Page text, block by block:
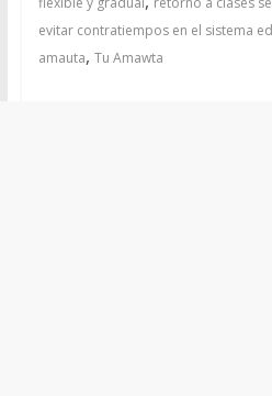
evitar contratiempos en el sistema
amauta, Tu Amawta